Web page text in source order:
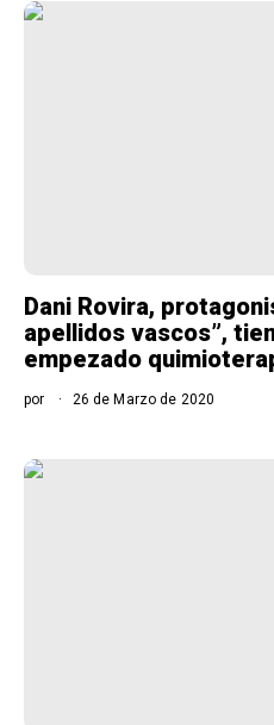
Dani Rovira,
apellidos vascos”,
empezado
por 26 de Marzo de 2020